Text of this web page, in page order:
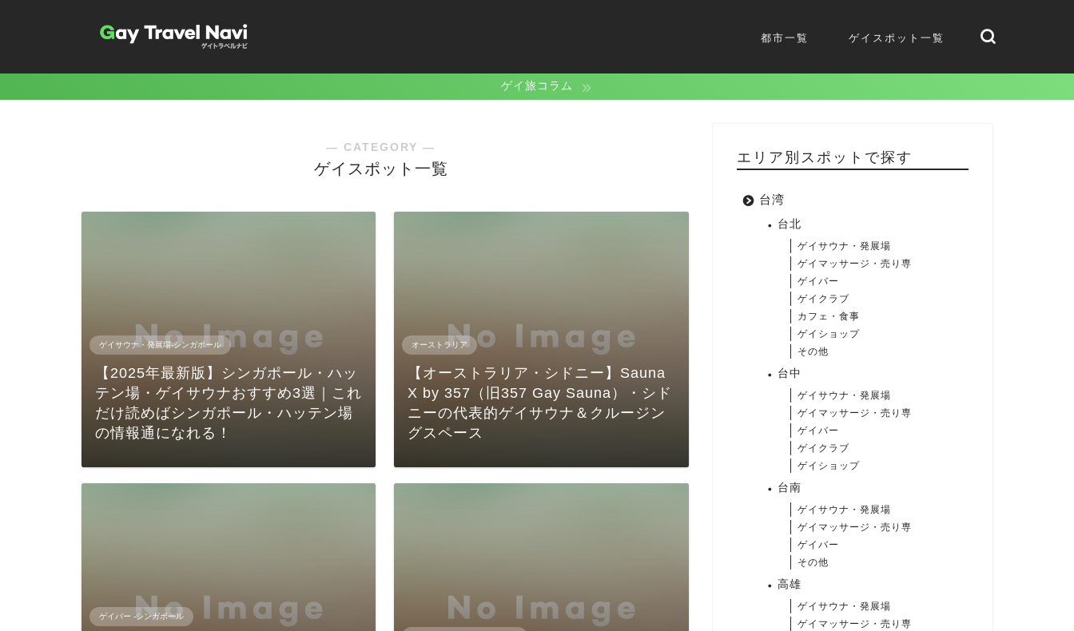
都市一覧 ゲイスポット一覧
ゲイ旅コラム
― CATEGORY ―
ゲイスポット一覧
ゲイサウナ・発展場-シンガポール
【2025年最新版】シンガポール・ハッ
テン場・ゲイサウナおすすめ3選｜これ
だけ読めばシンガポール・ハッテン場
の情報通になれる！
オーストラリア
【オーストラリア・シドニー】Sauna
X by 357（旧357 Gay Sauna）・シド
ニーの代表的ゲイサウナ＆クルージン
グスペース
ゲイバー -シンガポール
エリア別スポットで探す
台湾
台北
ゲイサウナ・発展場
ゲイマッサージ・売り専
ゲイバー
ゲイクラブ
カフェ・食事
ゲイショップ
その他
台中
ゲイサウナ・発展場
ゲイマッサージ・売り専
ゲイバー
ゲイクラブ
ゲイショップ
台南
ゲイサウナ・発展場
ゲイマッサージ・売り専
ゲイバー
その他
高雄
ゲイサウナ・発展場
ゲイマッサージ・売り専